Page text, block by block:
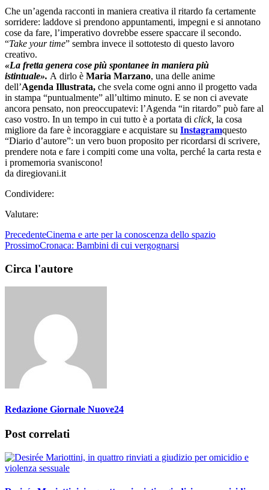
Che un’agenda racconti in maniera creativa il ritardo fa certamente
sorridere: laddove si prendono appuntamenti, impegni e si annotano
cose da fare, l’imperativo dovrebbe essere spaccare il secondo.
“Take your time” sembra invece il sottotesto di questo lavoro
creativo.
«La fretta genera cose più spontanee in maniera più
istintuale». A dirlo è Maria Marzano, una delle anime
dell’Agenda Illustrata, che svela come ogni anno il progetto vada
in stampa “puntualmente” all’ultimo minuto. E se non ci avevate
ancora pensato, non preoccupatevi: l’Agenda “in ritardo” può fare al
caso vostro. In un tempo in cui tutto è a portata di click, la cosa
migliore da fare è incoraggiare e acquistare su Instagramquesto
“Diario d’autore”: un vero buon proposito per ricordarsi di scrivere,
prendere nota e fare i compiti come una volta, perché la carta resta e
i promemoria svaniscono!
da diregiovani.it
Condividere:
Valutare:
PrecedenteCinema e arte per la conoscenza dello spazio
ProssimoCronaca: Bambini di cui vergognarsi
Circa l'autore
Redazione Giornale Nuove24
Post correlati